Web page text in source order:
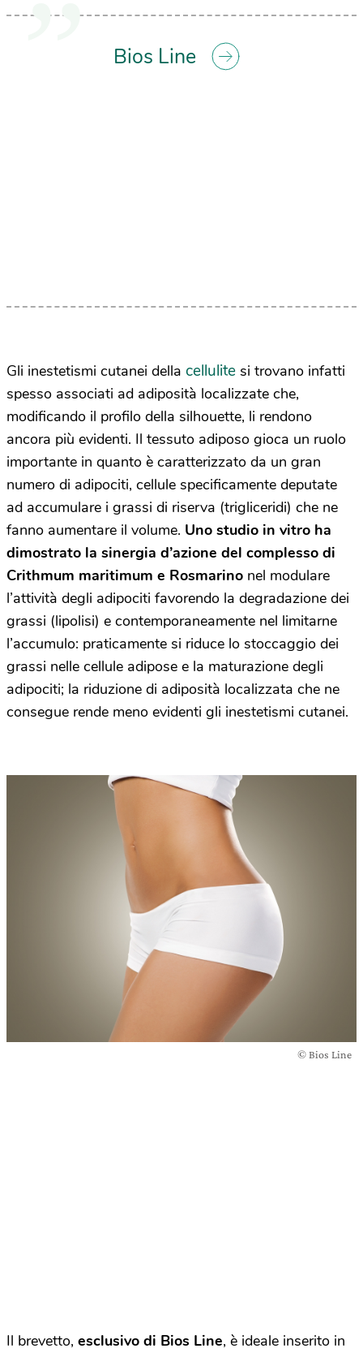
Bios Line
Gli inestetismi cutanei della cellulite si trovano infatti
spesso associati ad adiposità localizzate che,
modificando il profilo della silhouette, li rendono
ancora più evidenti. Il tessuto adiposo gioca un ruolo
importante in quanto è caratterizzato da un gran
numero di adipociti, cellule specificamente deputate
ad accumulare i grassi di riserva (trigliceridi) che ne
fanno aumentare il volume. Uno studio in vitro ha
dimostrato la sinergia d’azione del complesso di
Crithmum maritimum e Rosmarino nel modulare
l’attività degli adipociti favorendo la degradazione dei
grassi (lipolisi) e contemporaneamente nel limitarne
l’accumulo: praticamente si riduce lo stoccaggio dei
grassi nelle cellule adipose e la maturazione degli
adipociti; la riduzione di adiposità localizzata che ne
consegue rende meno evidenti gli inestetismi cutanei.
© Bios Line
Il brevetto, esclusivo di Bios Line, è ideale inserito in